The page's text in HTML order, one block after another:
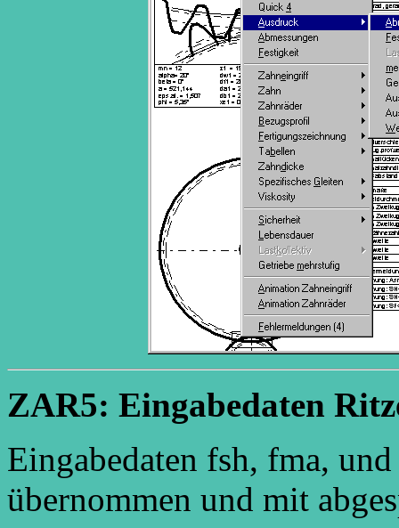
ZAR5: Eingabedaten
Eingabedaten fsh, fma,
übernommen und mit